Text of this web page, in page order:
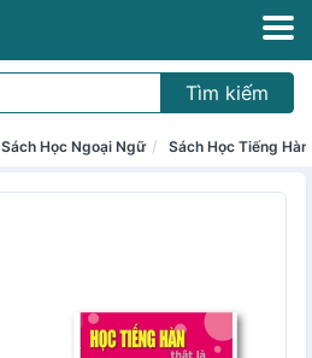
Tìm kiếm
Sách Học Ngoại Ngữ Sách Học Tiếng Hàn